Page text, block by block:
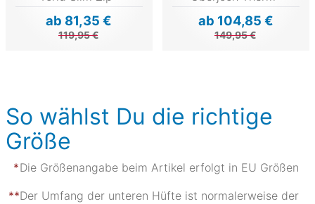
ab 81,35 €
119,95 €
ab 104,85 €
149,95 €
So wählst Du die richtige
Größe
Die Größenangabe beim Artikel erfolgt in EU Größen
Der Umfang der unteren Hüfte ist normalerweise der